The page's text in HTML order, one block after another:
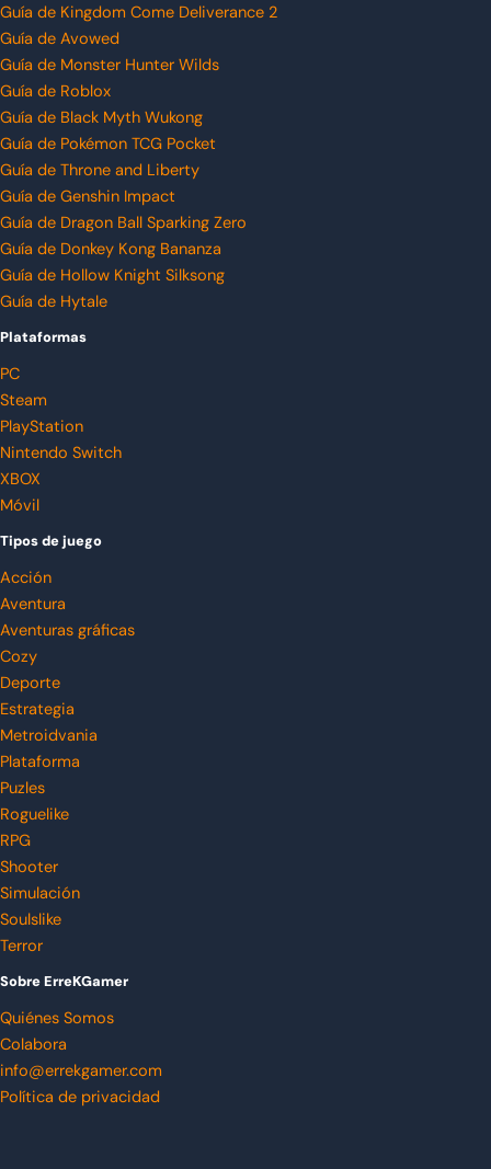
Guía de Kingdom Come Deliverance 2
Guía de Avowed
Guía de Monster Hunter Wilds
Guía de Roblox
Guía de Black Myth Wukong
Guía de Pokémon TCG Pocket
Guía de Throne and Liberty
Guía de Genshin Impact
Guía de Dragon Ball Sparking Zero
Guía de Donkey Kong Bananza
Guía de Hollow Knight Silksong
Guía de Hytale
Plataformas
PC
Steam
PlayStation
Nintendo Switch
XBOX
Móvil
Tipos de juego
Acción
Aventura
Aventuras gráficas
Cozy
Deporte
Estrategia
Metroidvania
Plataforma
Puzles
Roguelike
RPG
Shooter
Simulación
Soulslike
Terror
Sobre ErreKGamer
Quiénes Somos
Colabora
info@errekgamer.com
Política de privacidad